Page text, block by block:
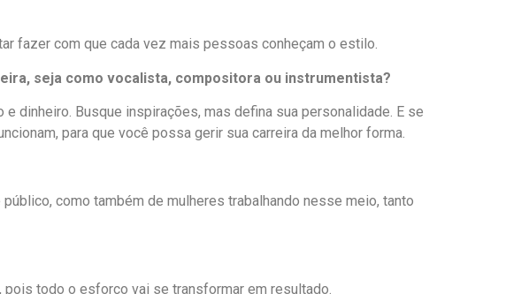
fazer com que cada vez mais pessoas conheçam o estilo.
seja como vocalista, compositora ou instrumentista?
dinheiro. Busque inspirações, mas defina sua personalidade. E se
para que você possa gerir sua carreira da melhor forma.
como também de mulheres trabalhando nesse meio, tanto
pois todo o esforço vai se transformar em resultado.